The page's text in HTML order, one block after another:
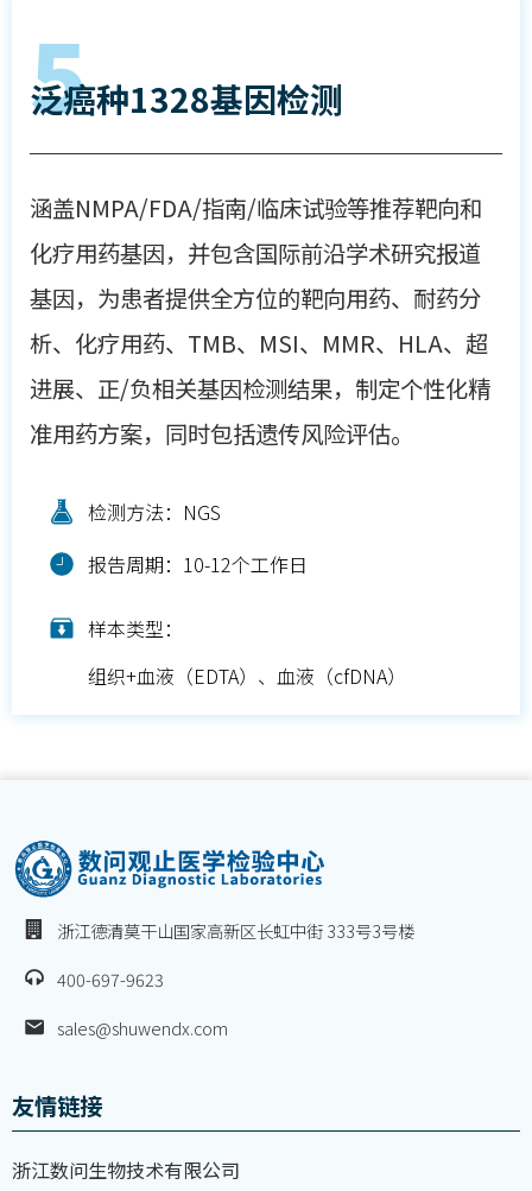
5
泛癌种1328基因检测
涵盖NMPA/FDA/指南/临床试验等推荐靶向和
化疗用药基因，并包含国际前沿学术研究报道
基因，为患者提供全方位的靶向用药、耐药分
析、化疗用药、TMB、MSI、MMR、HLA、超
进展、正/负相关基因检测结果，制定个性化精
准用药方案，同时包括遗传风险评估。
检测方法：NGS
报告周期：10-12个工作日
样本类型：
组织+血液（EDTA）、血液（cfDNA）
浙江德清莫干山国家高新区长虹中街 333号3号楼
400-697-9623
sales@shuwendx.com
友情链接
浙江数问生物技术有限公司